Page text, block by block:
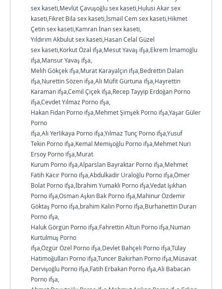
sex kaseti,Mevlüt Çavuşoğlu sex kaseti,Hulusi Akar sex
kaseti,Fikret Bila sex kaseti,İsmail Cem sex kaseti,Hikmet
Çetin sex kaseti,Kamran İnan sex kaseti,
Yıldırım Akbulut sex kaseti,Hasan Celal Güzel
sex kaseti,Korkut Özal ifşa,Mesut Yavaş ifşa,Ekrem İmamoğlu
ifşa,Mansur Yavaş ifşa,
Melih Gökçek ifşa,Murat Karayalçın ifşa,Bedrettin Dalan
ifşa,Nurettin Sözen ifşa,Ali Müfit Gürtuna ifşa,Hayrettin
Karaman ifşa,Cemil Çiçek ifşa,Recep Tayyip Erdoğan Porno
ifşa,Cevdet Yılmaz Porno ifşa,
Hakan Fidan Porno ifşa,Mehmet Şimşek Porno ifşa,Yaşar Güler
Porno
ifşa,Ali Yerlikaya Porno ifşa,Yılmaz Tunç Porno ifşa,Yusuf
Tekin Porno ifşa,Kemal Memişoğlu Porno ifşa,Mehmet Nuri
Ersoy Porno ifşa,Murat
Kurum Porno ifşa,Alparslan Bayraktar Porno ifşa,Mehmet
Fatih Kacır Porno ifşa,Abdulkadir Uraloğlu Porno ifşa,Ömer
Bolat Porno ifşa,İbrahim Yumaklı Porno ifşa,Vedat Işıkhan
Porno ifşa,Osman Aşkın Bak Porno ifşa,Mahinur Özdemir
Göktaş Porno ifşa,brahim Kalın Porno ifşa,Burhanettin Duran
Porno ifşa,
Haluk Görgün Porno ifşa,Fahrettin Altun Porno ifşa,Numan
Kurtulmuş Porno
ifşa,Özgür Özel Porno ifşa,Devlet Bahçeli Porno ifşa,Tülay
Hatimoğulları Porno ifşa,Tuncer Bakırhan Porno ifşa,Müsavat
Dervişoğlu Porno ifşa,Fatih Erbakan Porno ifşa,Ali Babacan
Porno ifşa,